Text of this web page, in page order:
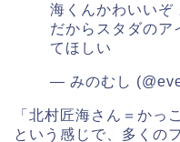
海くんかわいいぞ
だからスタダのア
てほしい
— みのむし
「北村匠海さん＝かっ
という感じで、多くの